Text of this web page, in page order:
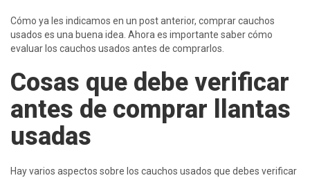
Cómo ya les indicamos en un post anterior, comprar cauchos
usados es una buena idea. Ahora es importante saber cómo
evaluar los cauchos usados antes de comprarlos.
Cosas que debe verificar
antes de comprar llantas
usadas
Hay varios aspectos sobre los cauchos usados que debes verificar